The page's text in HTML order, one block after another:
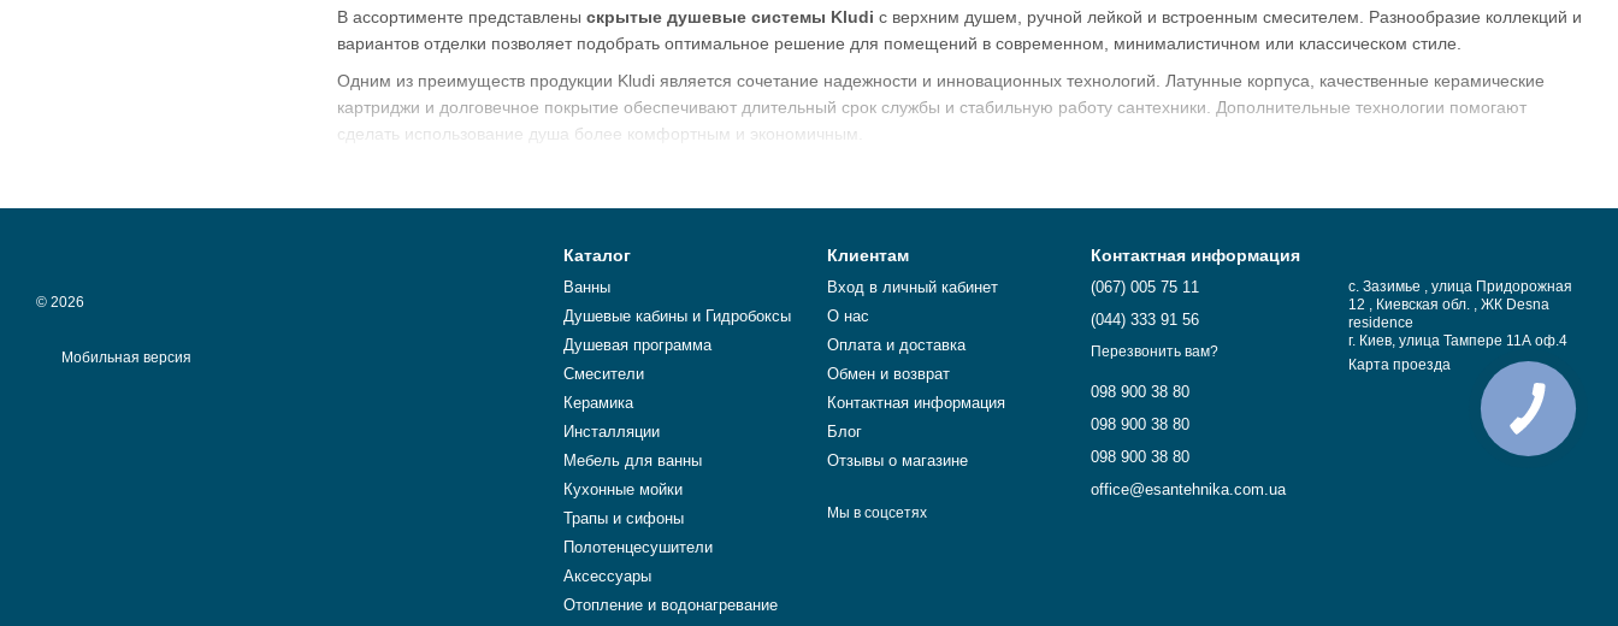
В ассортименте представлены скрытые душевые системы Kludi с верхним душем, ручной лейкой и встроенным смесителем. Разнообразие коллекций и
вариантов отделки позволяет подобрать оптимальное решение для помещений в современном, минималистичном или классическом стиле.
Одним из преимуществ продукции Kludi является сочетание надежности и инновационных технологий. Латунные корпуса, качественные керамические
картриджи и долговечное покрытие обеспечивают длительный срок службы и стабильную работу сантехники. Дополнительные технологии помогают
сделать использование душа более комфортным и экономичным.
© 2026
Мобильная версия
Каталог
Ванны
Душевые кабины и Гидробоксы
Душевая программа
Смесители
Керамика
Инсталляции
Мебель для ванны
Кухонные мойки
Трапы и сифоны
Полотенцесушители
Аксессуары
Отопление и водонагревание
Клиентам
Вход в личный кабинет
О нас
Оплата и доставка
Обмен и возврат
Контактная информация
Блог
Отзывы о магазине
Мы в соцсетях
Контактная информация
(067) 005 75 11
(044) 333 91 56
Перезвонить вам?
098 900 38 80
098 900 38 80
098 900 38 80
office@esantehnika.com.ua
с. Зазимье , улица Придорожная
12 , Киевская обл. , ЖК Desna
residence
г. Киев, улица Тампере 11А оф.4
Карта проезда